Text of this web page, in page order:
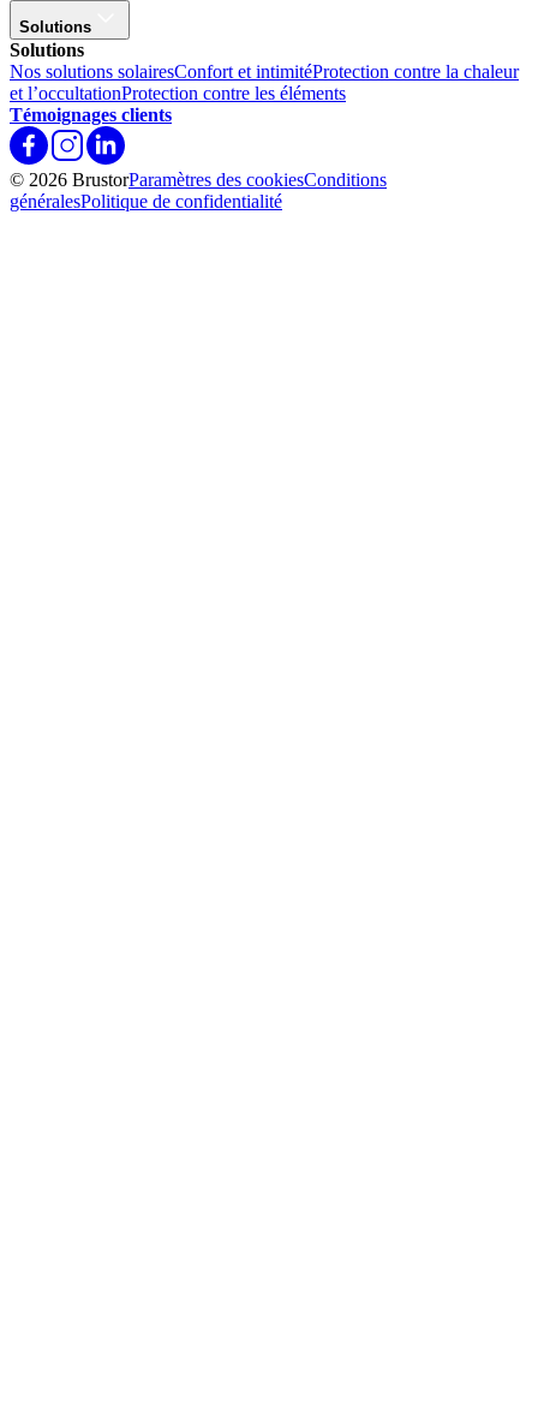
Solutions
Solutions
Nos solutions solairesConfort et intimitéProtection contre la chaleur
et l’occultationProtection contre les éléments
Témoignages clients
© 2026 BrustorParamètres des cookiesConditions
généralesPolitique de confidentialité